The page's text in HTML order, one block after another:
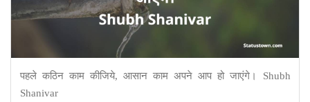
पहले कठिन काम कीजिये, आसान काम अपने आप हो जाएंगे। Shubh
Shanivar